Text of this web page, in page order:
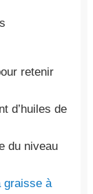
retenir
d’huiles de
du niveau
graisse à